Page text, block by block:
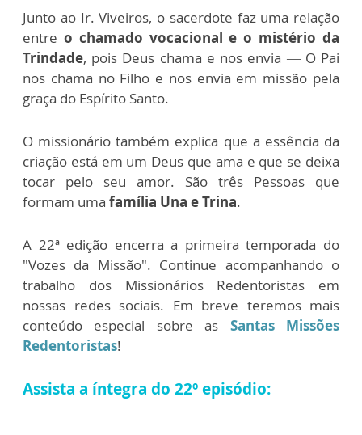
Junto ao Ir. Viveiros, o sacerdote faz uma relação
entre o chamado vocacional e o mistério da
Trindade, pois Deus chama e nos envia — O Pai
nos chama no Filho e nos envia em missão pela
graça do Espírito Santo.
O missionário também explica que a essência da
criação está em um Deus que ama e que se deixa
tocar pelo seu amor. São três Pessoas que
formam uma família Una e Trina.
A 22ª edição encerra a primeira temporada do
"Vozes da Missão". Continue acompanhando o
trabalho dos Missionários Redentoristas em
nossas redes sociais. Em breve teremos mais
conteúdo especial sobre as Santas Missões
Redentoristas!
Assista a íntegra do 22º episódio: